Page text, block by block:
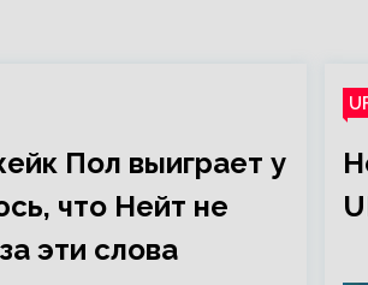
Пол выиграет у
что Нейт не
эти слова